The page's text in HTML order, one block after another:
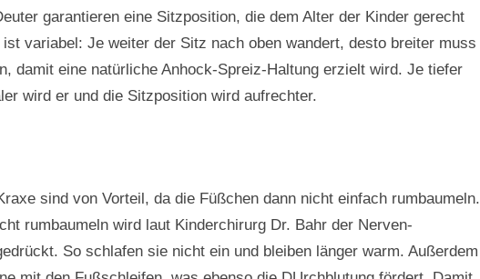
garantieren eine Sitzposition, die dem Alter der Kinder gerecht
variabel: Je weiter der Sitz nach oben wandert, desto breiter muss
damit eine natürliche Anhock-Spreiz-Haltung erzielt wird. Je tiefer
wird er und die Sitzposition wird aufrechter.
sind von Vorteil, da die Füßchen dann nicht einfach rumbaumeln.
rumbaumeln wird laut Kinderchirurg Dr. Bahr der Nerven-
So schlafen sie nicht ein und bleiben länger warm. Außerdem